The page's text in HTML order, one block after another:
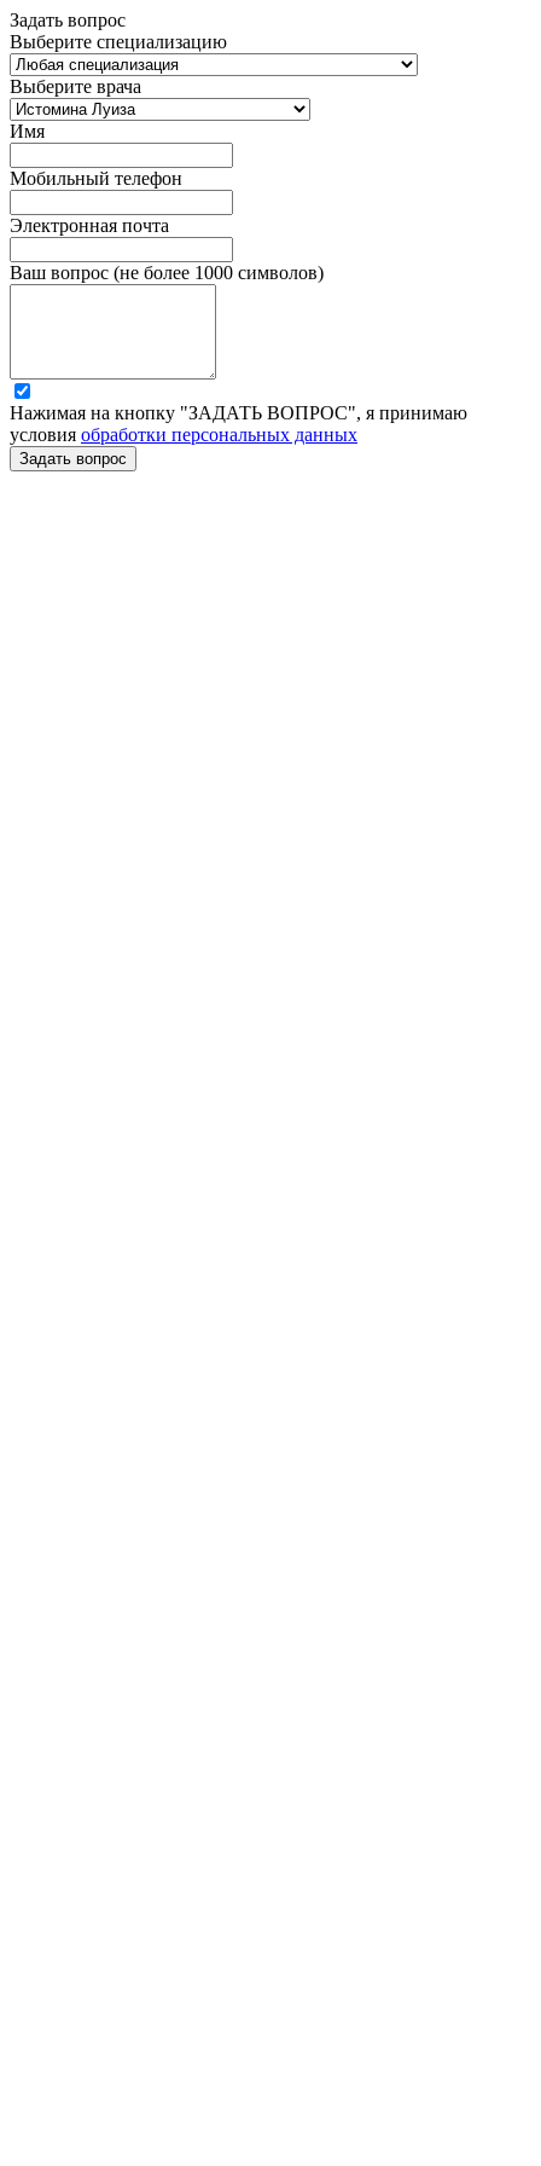
Задать вопрос
Выберите специализацию
Выберите врача
Имя
Мобильный телефон
Электронная почта
Ваш вопрос (не более 1000 символов)
Нажимая на кнопку "ЗАДАТЬ ВОПРОС", я принимаю
условия обработки персональных данных
Задать вопрос